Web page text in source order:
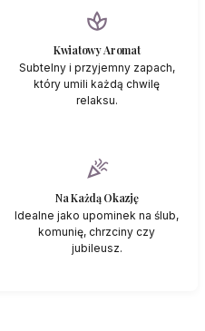
spa
Kwiatowy Aromat
Subtelny i przyjemny zapach,
który umili każdą chwilę
relaksu.
celebration
Na Każdą Okazję
Idealne jako upominek na ślub,
komunię, chrzciny czy
jubileusz.